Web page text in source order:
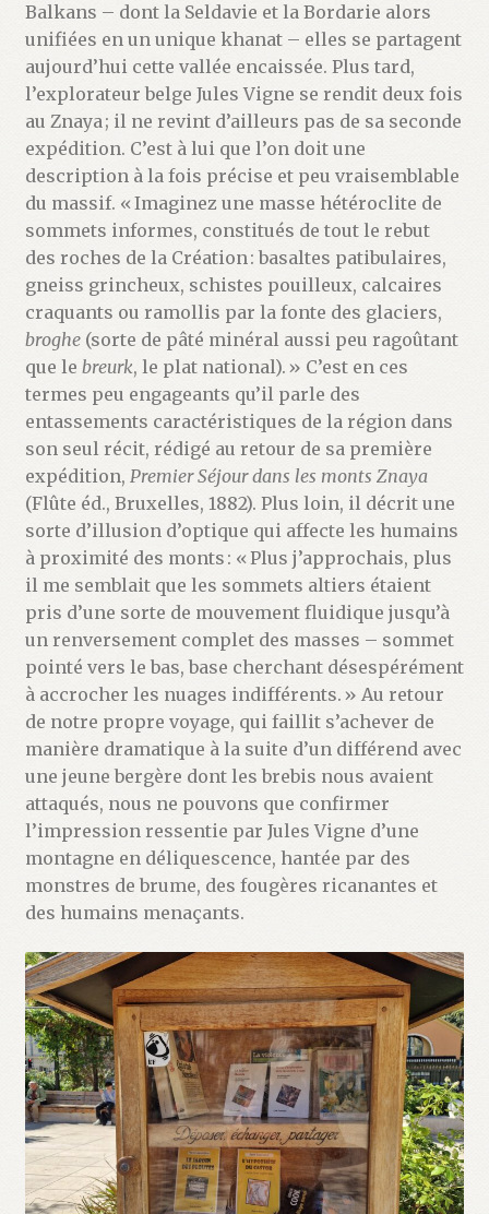
Balkans – dont la Seldavie et la Bordarie alors
unifiées en un unique khanat – elles se partagent
aujourd’hui cette vallée encaissée. Plus tard,
l’explorateur belge Jules Vigne se rendit deux fois
au Znaya ; il ne revint d’ailleurs pas de sa seconde
expédition. C’est à lui que l’on doit une
description à la fois précise et peu vraisemblable
du massif. « Imaginez une masse hétéroclite de
sommets informes, constitués de tout le rebut
des roches de la Création : basaltes patibulaires,
gneiss grincheux, schistes pouilleux, calcaires
craquants ou ramollis par la fonte des glaciers,
broghe(sorte de pâté minéral aussi peu ragoûtant
que le breurk, le plat national). » C’est en ces
termes peu engageants qu’il parle des
entassements caractéristiques de la région dans
son seul récit, rédigé au retour de sa première
expédition, Premier Séjour dans les monts Znaya
(Flûte éd., Bruxelles, 1882). Plus loin, il décrit une
sorte d’illusion d’optique qui affecte les humains
à proximité des monts : « Plus j’approchais, plus
il me semblait que les sommets altiers étaient
pris d’une sorte de mouvement fluidique jusqu’à
un renversement complet des masses – sommet
pointé vers le bas, base cherchant désespérément
à accrocher les nuages indifférents. » Au retour
de notre propre voyage, qui faillit s’achever de
manière dramatique à la suite d’un différend avec
une jeune bergère dont les brebis nous avaient
attaqués, nous ne pouvons que confirmer
l’impression ressentie par Jules Vigne d’une
montagne en déliquescence, hantée par des
monstres de brume, des fougères ricanantes et
des humains menaçants.